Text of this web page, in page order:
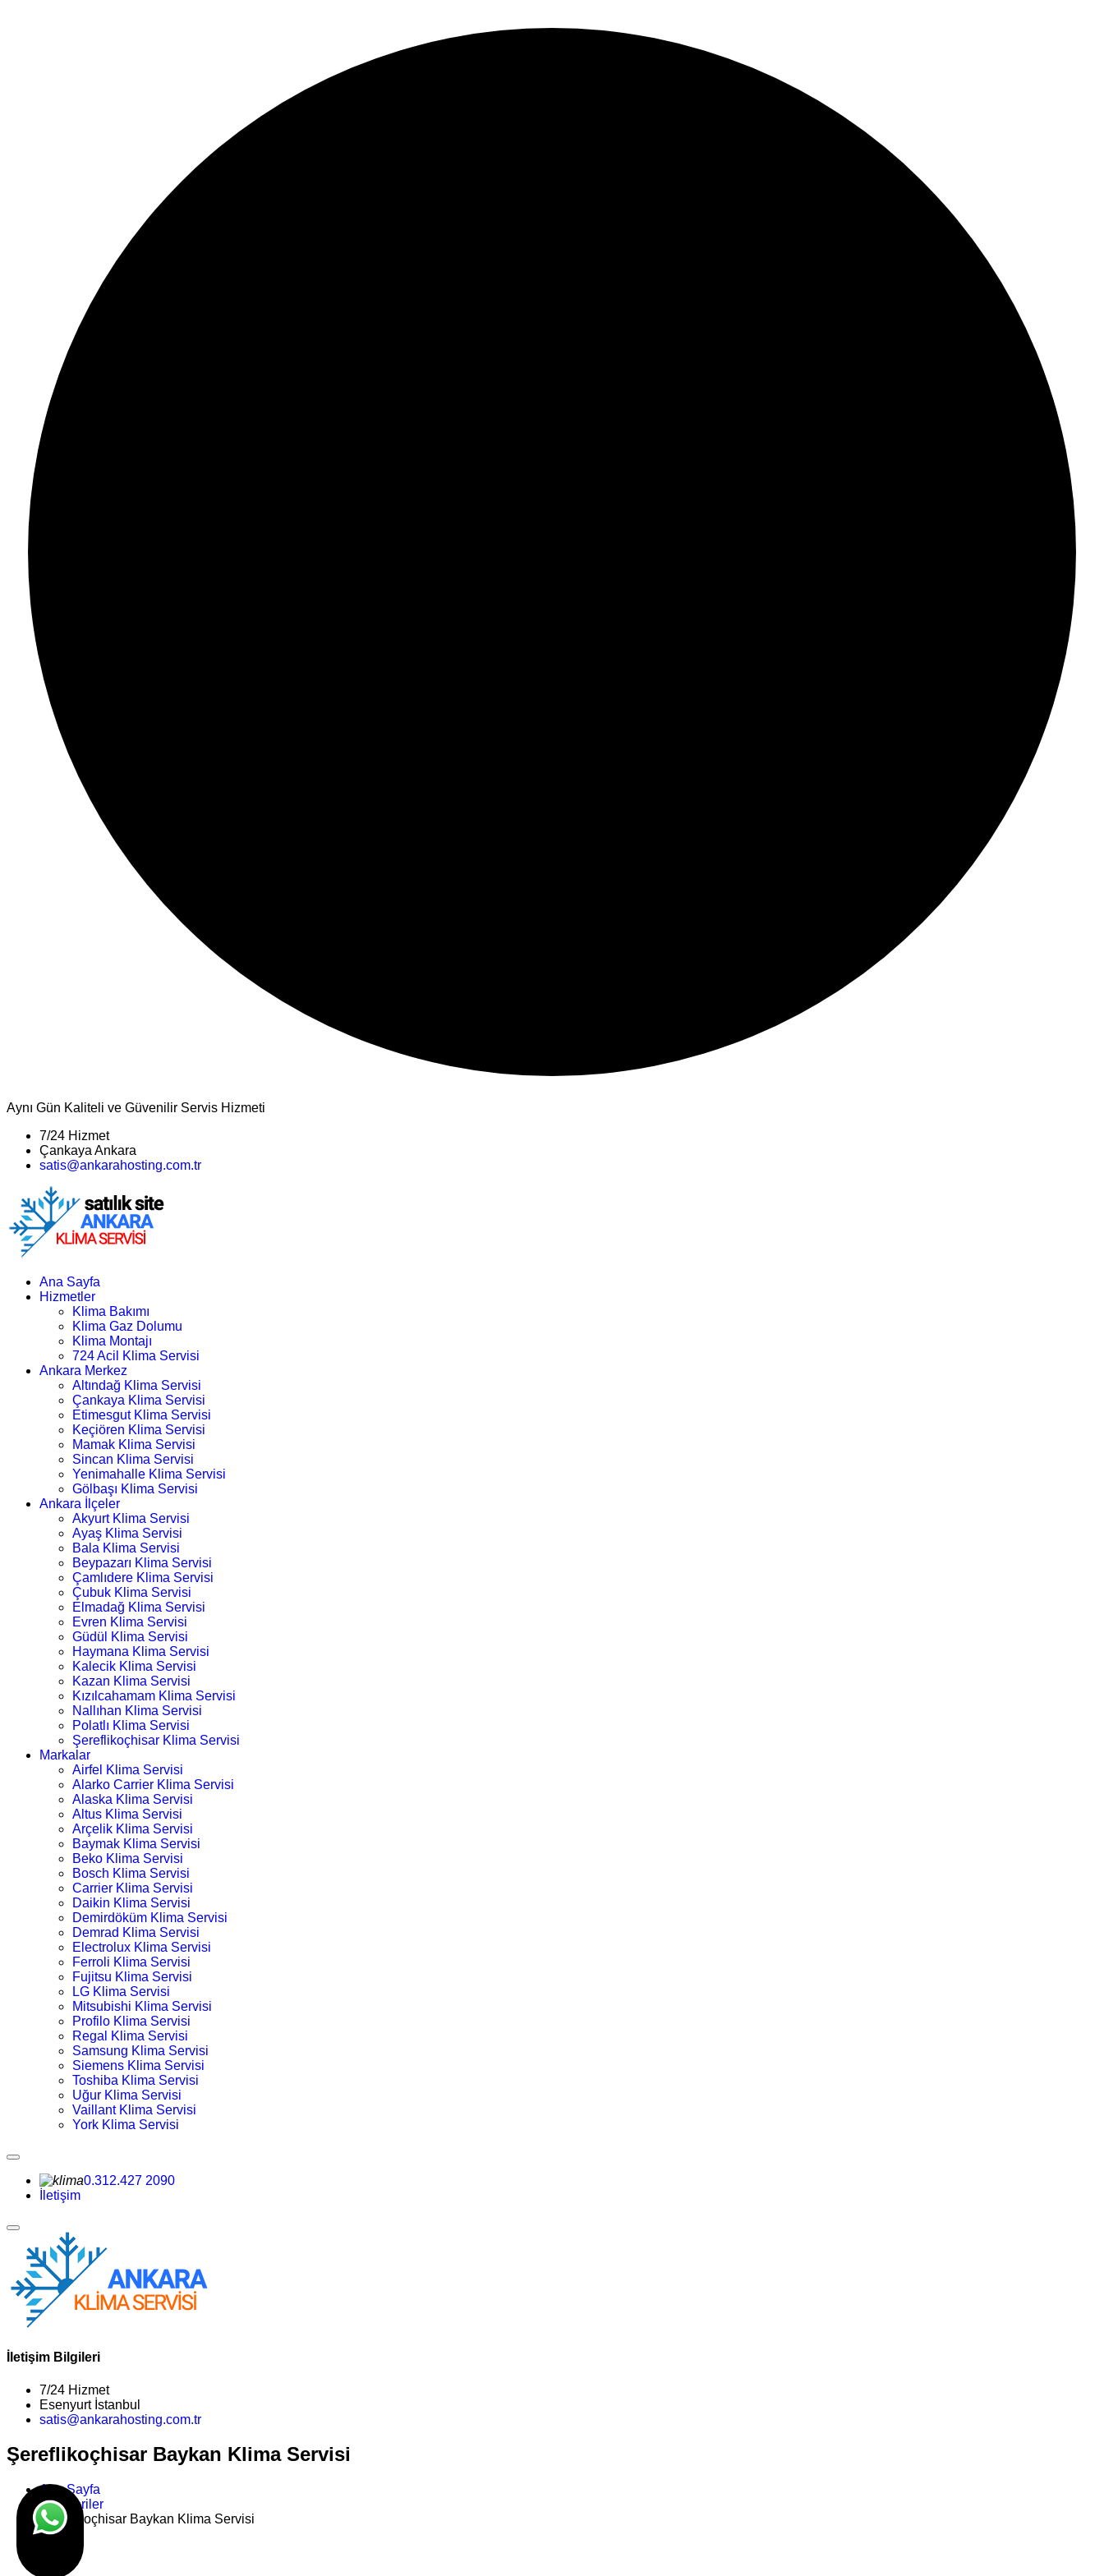
Aynı Gün Kaliteli ve Güvenilir Servis Hizmeti
7/24 Hizmet
Çankaya Ankara
satis@ankarahosting.com.tr
Ana Sayfa
Hizmetler
Klima Bakımı
Klima Gaz Dolumu
Klima Montajı
724 Acil Klima Servisi
Ankara Merkez
Altındağ Klima Servisi
Çankaya Klima Servisi
Etimesgut Klima Servisi
Keçiören Klima Servisi
Mamak Klima Servisi
Sincan Klima Servisi
Yenimahalle Klima Servisi
Gölbaşı Klima Servisi
Ankara İlçeler
Akyurt Klima Servisi
Ayaş Klima Servisi
Bala Klima Servisi
Beypazarı Klima Servisi
Çamlıdere Klima Servisi
Çubuk Klima Servisi
Elmadağ Klima Servisi
Evren Klima Servisi
Güdül Klima Servisi
Haymana Klima Servisi
Kalecik Klima Servisi
Kazan Klima Servisi
Kızılcahamam Klima Servisi
Nallıhan Klima Servisi
Polatlı Klima Servisi
Şereflikoçhisar Klima Servisi
Markalar
Airfel Klima Servisi
Alarko Carrier Klima Servisi
Alaska Klima Servisi
Altus Klima Servisi
Arçelik Klima Servisi
Baymak Klima Servisi
Beko Klima Servisi
Bosch Klima Servisi
Carrier Klima Servisi
Daikin Klima Servisi
Demirdöküm Klima Servisi
Demrad Klima Servisi
Electrolux Klima Servisi
Ferroli Klima Servisi
Fujitsu Klima Servisi
LG Klima Servisi
Mitsubishi Klima Servisi
Profilo Klima Servisi
Regal Klima Servisi
Samsung Klima Servisi
Siemens Klima Servisi
Toshiba Klima Servisi
Uğur Klima Servisi
Vaillant Klima Servisi
York Klima Servisi
0.312.427 2090
İletişim
İletişim Bilgileri
7/24 Hizmet
Esenyurt İstanbul
satis@ankarahosting.com.tr
Şereflikoçhisar Baykan Klima Servisi
Ana Sayfa
Kategoriler
Şereflikoçhisar Baykan Klima Servisi